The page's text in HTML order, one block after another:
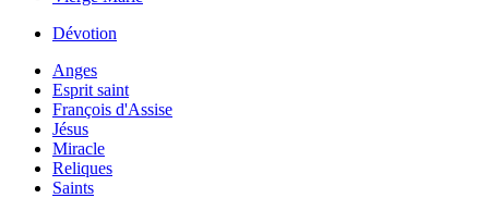
Dévotion
Anges
Esprit saint
François d'Assise
Jésus
Miracle
Reliques
Saints